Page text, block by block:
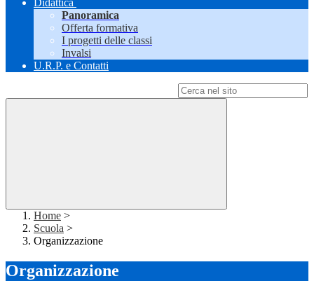
Didattica
Panoramica
Offerta formativa
I progetti delle classi
Invalsi
U.R.P. e Contatti
Home >
Scuola >
Organizzazione
Organizzazione